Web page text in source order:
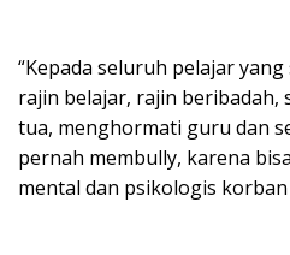
“Kepada seluruh pelajar
rajin belajar, rajin beribadah,
tua, menghormati guru dan
pernah membully, karena
mental dan psikologis